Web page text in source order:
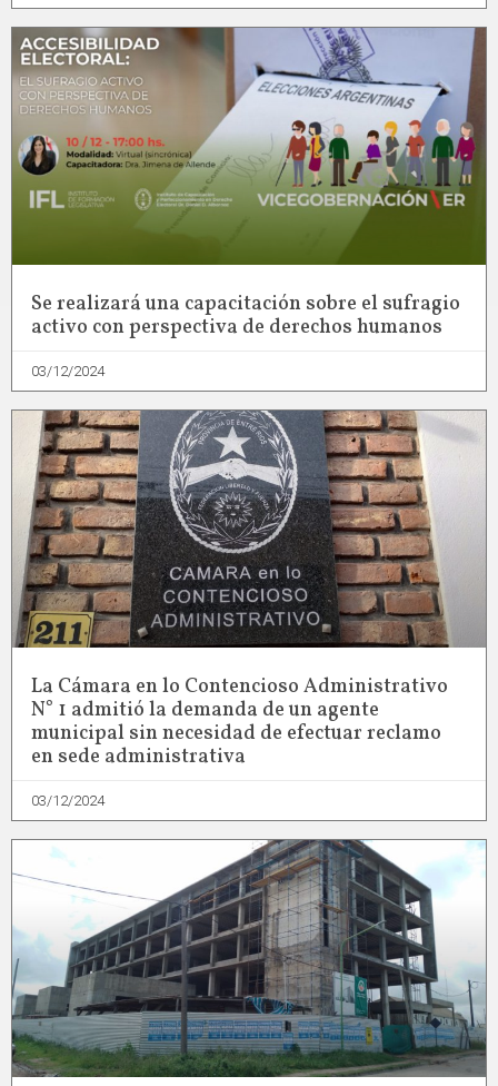
Se realizará una capacitación sobre el sufragio
activo con perspectiva de derechos humanos
03/12/2024
La Cámara en lo Contencioso Administrativo
N° 1 admitió la demanda de un agente
municipal sin necesidad de efectuar reclamo
en sede administrativa
03/12/2024